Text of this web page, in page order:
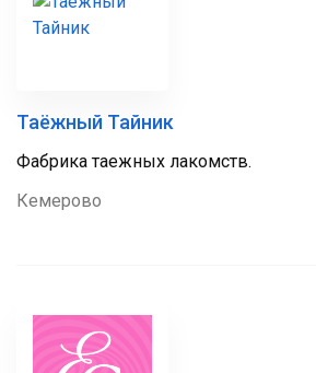
Таёжный Тайник
Фабрика таежных лакомств.
Кемерово